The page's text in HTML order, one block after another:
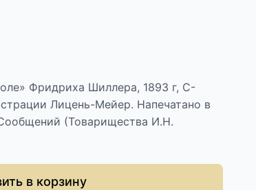
Фридриха Шиллера, 1893 г, С-
Лицень-Мейер. Напечатано в
(Товарищества И.Н.
в корзину